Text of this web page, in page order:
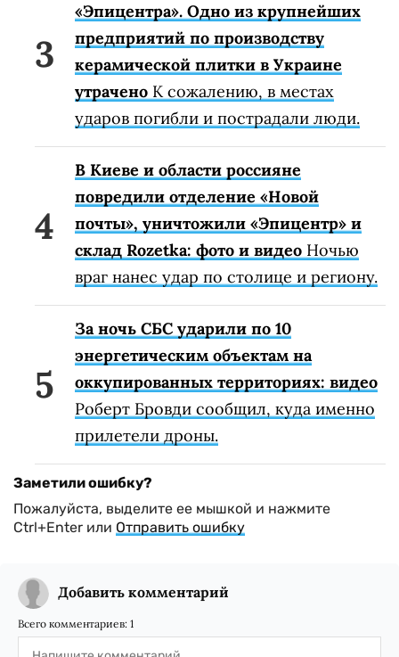
«Эпицентра». Одно из крупнейших
предприятий по производству
керамической плитки в Украине
утрачено К сожалению, в местах
ударов погибли и пострадали люди.
В Киеве и области россияне
повредили отделение «Новой
почты», уничтожили «Эпицентр» и
склад Rozetka: фото и видео Ночью
враг нанес удар по столице и региону.
За ночь СБС ударили по 10
энергетическим объектам на
оккупированных территориях: видео
Роберт Бровди сообщил, куда именно
прилетели дроны.
Заметили ошибку?
Пожалуйста, выделите ее мышкой и нажмите
Ctrl+Enter или Отправить ошибку
Добавить комментарий
Всего комментариев: 1